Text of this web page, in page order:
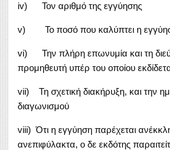
iv) Τον αριθμό της εγγύησης
v) Το ποσό που καλύπτει η
vi) Την πλήρη επωνυμία και τη
προμηθευτή υπέρ του οποίου
vii) Τη σχετική διακήρυξη, και την
διαγωνισμού
viii) Ότι η εγγύηση παρέχεται
ανεπιφύλακτα, ο δε εκδότης